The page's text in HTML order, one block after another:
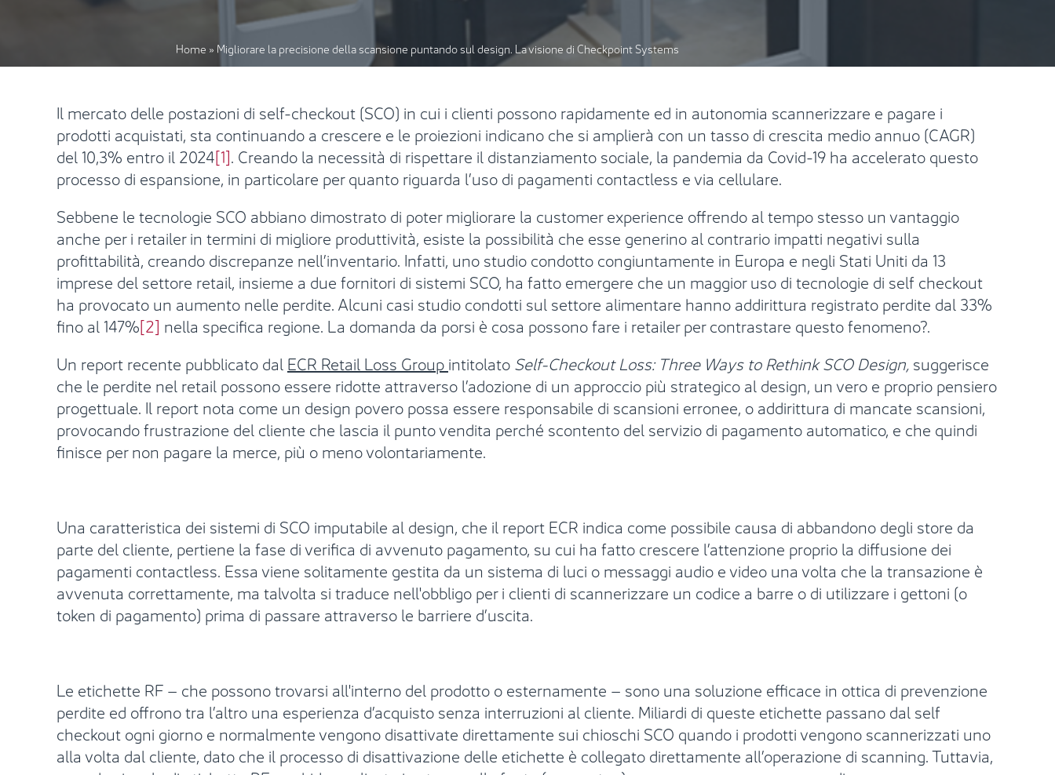
Home » Migliorare la precisione della scansione puntando sul design. La visione di Checkpoint Systems
Il mercato delle postazioni di self-checkout (SCO) in cui i clienti possono rapidamente ed in autonomia scannerizzare e pagare i
prodotti acquistati, sta continuando a crescere e le proiezioni indicano che si amplierà con un tasso di crescita medio annuo (CAGR)
del 10,3% entro il 2024[1]. Creando la necessità di rispettare il distanziamento sociale, la pandemia da Covid-19 ha accelerato questo
processo di espansione, in particolare per quanto riguarda l’uso di pagamenti contactless e via cellulare.
Sebbene le tecnologie SCO abbiano dimostrato di poter migliorare la customer experience offrendo al tempo stesso un vantaggio
anche per i retailer in termini di migliore produttività, esiste la possibilità che esse generino al contrario impatti negativi sulla
profittabilità, creando discrepanze nell’inventario. Infatti, uno studio condotto congiuntamente in Europa e negli Stati Uniti da 13
imprese del settore retail, insieme a due fornitori di sistemi SCO, ha fatto emergere che un maggior uso di tecnologie di self checkout
ha provocato un aumento nelle perdite. Alcuni casi studio condotti sul settore alimentare hanno addirittura registrato perdite dal 33%
fino al 147%[2] nella specifica regione. La domanda da porsi è cosa possono fare i retailer per contrastare questo fenomeno?.
Un report recente pubblicato dal ECR Retail Loss GroupintitolatoSelf-Checkout Loss: Three Ways to Rethink SCO Design,suggerisce
che le perdite nel retail possono essere ridotte attraverso l’adozione di un approccio più strategico al design, un vero e proprio pensiero
progettuale. Il report nota come un design povero possa essere responsabile di scansioni erronee, o addirittura di mancate scansioni,
provocando frustrazione del cliente che lascia il punto vendita perché scontento del servizio di pagamento automatico, e che quindi
finisce per non pagare la merce, più o meno volontariamente.
Una caratteristica dei sistemi di SCO imputabile al design, che il report ECR indica come possibile causa di abbandono degli store da
parte del cliente, pertiene la fase di verifica di avvenuto pagamento, su cui ha fatto crescere l’attenzione proprio la diffusione dei
pagamenti contactless. Essa viene solitamente gestita da un sistema di luci o messaggi audio e video una volta che la transazione è
avvenuta correttamente, ma talvolta si traduce nell'obbligo per i clienti di scannerizzare un codice a barre o di utilizzare i gettoni (o
token di pagamento) prima di passare attraverso le barriere d’uscita.
Le etichette RF – che possono trovarsi all'interno del prodotto o esternamente – sono una soluzione efficace in ottica di prevenzione
perdite ed offrono tra l’altro una esperienza d’acquisto senza interruzioni al cliente. Miliardi di queste etichette passano dal self
checkout ogni giorno e normalmente vengono disattivate direttamente sui chioschi SCO quando i prodotti vengono scannerizzati uno
alla volta dal cliente, dato che il processo di disattivazione delle etichette è collegato direttamente all’operazione di scanning. Tuttavia,